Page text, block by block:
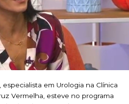
especialista em Urologia na Clínica
Vermelha, esteve no programa